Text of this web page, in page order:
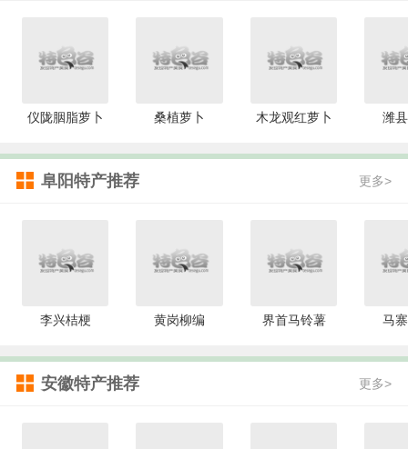
仪陇胭脂萝卜 桑植萝卜 木龙观红萝卜 潍
阜阳特产推荐 更多>
李兴桔梗 黄岗柳编 界首马铃薯 马
安徽特产推荐 更多>